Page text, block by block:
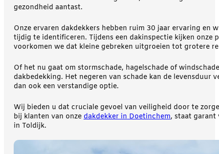
gezondheid aantast.
Onze ervaren dakdekkers hebben ruim 30 jaar ervaring en
tijdig te identificeren. Tijdens een dakinspectie kijken onze
voorkomen we dat kleine gebreken uitgroeien tot grotere
Of het nu gaat om stormschade, hagelschade of
dakbedekking. Het negeren van schade kan de
dan ook een verstandige optie.
Wij bieden u dat cruciale gevoel van veiligheid door te
bij klanten van onze dakdekker in Doetinchem, staat garant
in Toldijk.